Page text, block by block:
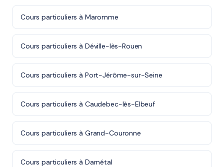
Cours particuliers à Maromme
Cours particuliers à Déville-lès-Rouen
Cours particuliers à Port-Jérôme-sur-Seine
Cours particuliers à Caudebec-lès-Elbeuf
Cours particuliers à Grand-Couronne
Cours particuliers à Darnétal